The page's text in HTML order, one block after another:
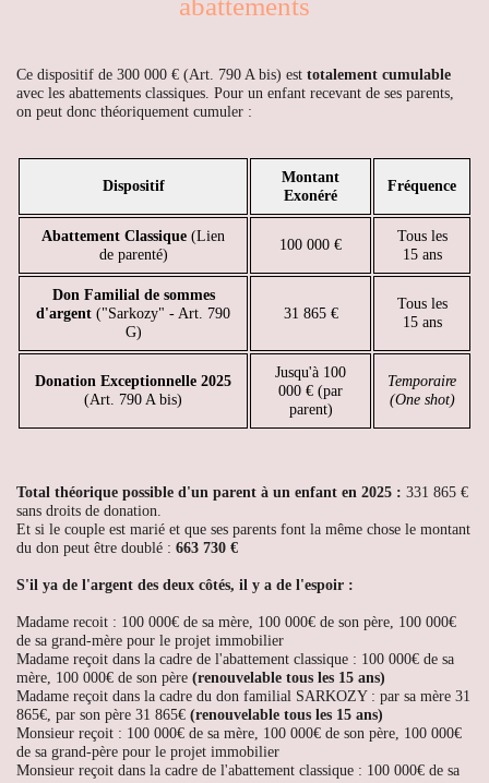
abattements
Ce dispositif de 300 000 € (Art. 790 A bis) est totalement cumulable
avec les abattements classiques. Pour un enfant recevant de ses parents,
on peut donc théoriquement cumuler :
Dispositif
Montant
Exonéré
Fréquence
Abattement Classique (Lien
de parenté)
100 000 €
Tous les
15 ans
Don Familial de sommes
d'argent ("Sarkozy" - Art. 790
G)
31 865 €
Tous les
15 ans
Donation Exceptionnelle 2025
(Art. 790 A bis)
Jusqu'à 100
000 € (par
parent)
Temporaire
(One shot)
Total théorique possible d'un parent à un enfant en 2025 : 331 865 €
sans droits de donation.
Et si le couple est marié et que ses parents font la même chose le montant
du don peut être doublé : 663 730 €
S'il ya de l'argent des deux côtés, il y a de l'espoir :
Madame recoit : 100 000€ de sa mère, 100 000€ de son père, 100 000€
de sa grand-mère pour le projet immobilier
Madame reçoit dans la cadre de l'abattement classique : 100 000€ de sa
mère, 100 000€ de son père (renouvelable tous les 15 ans)
Madame reçoit dans la cadre du don familial SARKOZY : par sa mère 31
865€, par son père 31 865€ (renouvelable tous les 15 ans)
Monsieur reçoit : 100 000€ de sa mère, 100 000€ de son père, 100 000€
de sa grand-père pour le projet immobilier
Monsieur reçoit dans la cadre de l'abattement classique : 100 000€ de sa